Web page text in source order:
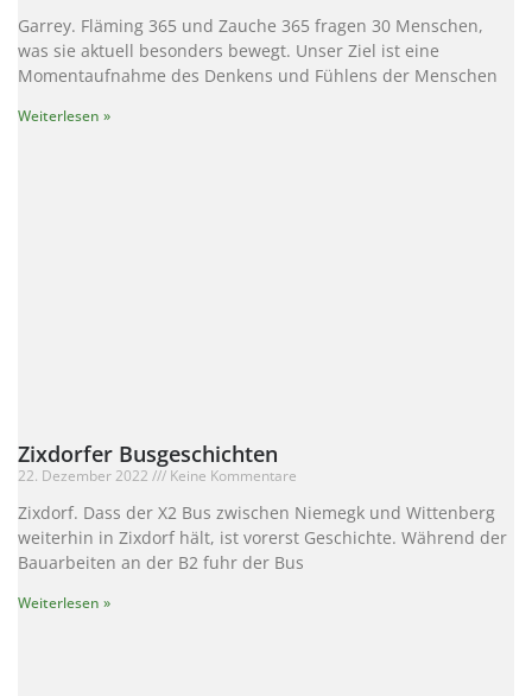
Garrey. Fläming 365 und Zauche 365 fragen 30 Menschen,
was sie aktuell besonders bewegt. Unser Ziel ist eine
Momentaufnahme des Denkens und Fühlens der Menschen
Weiterlesen »
Zixdorfer Busgeschichten
22. Dezember 2022 Keine Kommentare
Zixdorf. Dass der X2 Bus zwischen Niemegk und Wittenberg
weiterhin in Zixdorf hält, ist vorerst Geschichte. Während der
Bauarbeiten an der B2 fuhr der Bus
Weiterlesen »